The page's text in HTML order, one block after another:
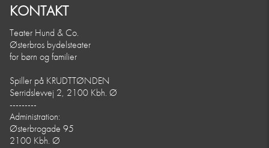
KONTAKT
Teater Hund & Co.
Østerbros bydelsteater
for børn og familier
Spiller på KRUDTTØNDEN
Serridslevvej 2, 2100 Kbh. Ø
---------
Administration:
Østerbrogade 95
2100 Kbh. Ø